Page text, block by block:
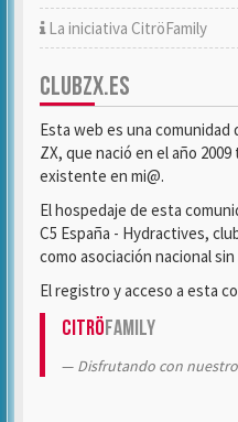
La iniciativa CitröFamily
CLUBZX.ES
Esta web es una
ZX, que nació en el año
existente en mi@.
El hospedaje de esta
C5 España - Hydractives,
como asociación nacional
El registro y acceso a esta
CitröFamily
Disfrutando con